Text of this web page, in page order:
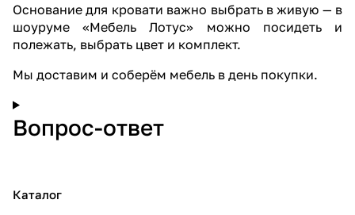
Основание для кровати важно выбрать в живую — в
шоуруме «Мебель Лотус» можно посидеть и
полежать, выбрать цвет и комплект.
Мы доставим и соберём мебель в день покупки.
Вопрос-ответ
Каталог